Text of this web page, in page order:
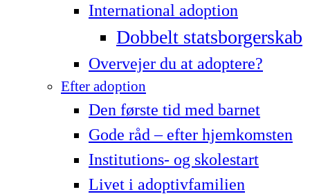
International adoption
Dobbelt statsborgerskab
Overvejer du at adoptere?
Efter adoption
Den første tid med barnet
Gode råd – efter hjemkomsten
Institutions- og skolestart
Livet i adoptivfamilien